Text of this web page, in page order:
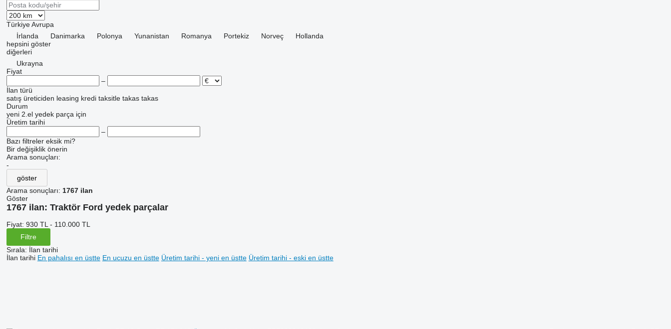
Türkiye Avrupa
İrlanda
Danimarka Polonya Yunanistan Romanya Portekiz Norveç
Hollanda
hepsini göster
diğerleri
Ukrayna
Fiyat
–
İlan türü
satış üreticiden leasing kredi taksitle takas takas
Durum
yeni 2.el yedek parça için
Üretim tarihi
–
Bazı filtreler eksik mi?
Bir değişiklik önerin
Arama sonuçları:
-
göster
Arama sonuçları: 1767 ilan
Göster
1767 ilan: Traktör Ford yedek parçalar
Fiyat: 930 TL - 110.000 TL
Filtre
Sırala: İlan tarihi
İlan tarihi En pahalısı en üstte En ucuzu en üstte Üretim tarihi - yeni en üstte Üretim tarihi - eski en üstte